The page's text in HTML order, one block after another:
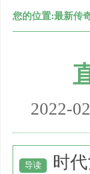
您的位置:最新传
2022-
导读
时